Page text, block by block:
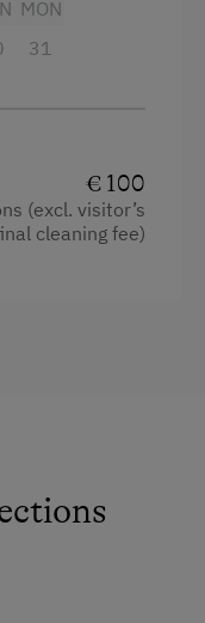
MON
31
€ 100
(excl. visitor’s
cleaning fee)